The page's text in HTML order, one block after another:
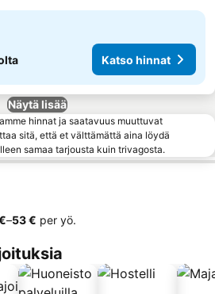
Katso hinnat
Näytä lisää
hinnat ja saatavuus muuttuvat
sitä, että et välttämättä aina löydä
samaa tarjousta kuin trivagosta.
–‎53 € per yö.